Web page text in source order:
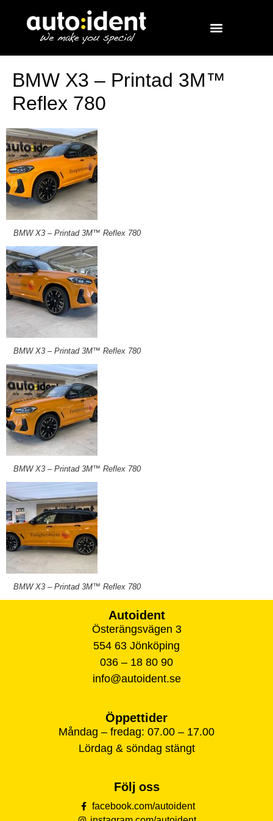
BMW X3 – Printad 3M™
Reflex 780
BMW X3 – Printad 3M™ Reflex 780
BMW X3 – Printad 3M™ Reflex 780
BMW X3 – Printad 3M™ Reflex 780
BMW X3 – Printad 3M™ Reflex 780
Autoident
Österängsvägen 3
554 63 Jönköping
036 – 18 80 90
info@autoident.se
Öppettider
Måndag – fredag: 07.00 – 17.00
Lördag & söndag stängt
Följ oss
facebook.com/autoident